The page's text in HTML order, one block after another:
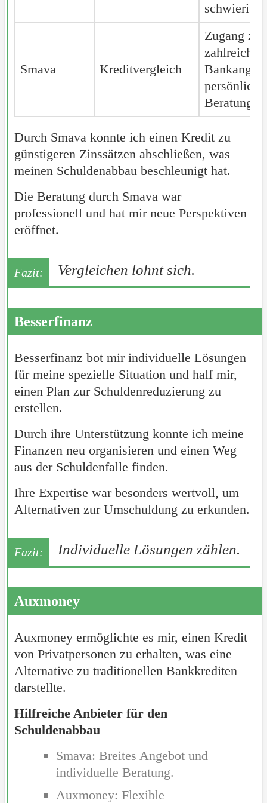
Smava Kreditvergleich
Zugang zu
zahlreichen
persönliche
Beratung
Smava
Durch Smava konnte ich einen Kredit zu
günstigeren Zinssätzen abschließen, was
meinen Schuldenabbau beschleunigt hat.
Die Beratung durch Smava war
professionell und hat mir neue Perspektiven
eröffnet.
Vergleichen lohnt sich.
Besserfinanz
Besserfinanz bot mir individuelle Lösungen
für meine spezielle Situation und half mir,
einen Plan zur Schuldenreduzierung zu
erstellen.
Durch ihre Unterstützung konnte ich meine
Finanzen neu organisieren und einen Weg
aus der Schuldenfalle finden.
Ihre Expertise war besonders wertvoll, um
Alternativen zur Umschuldung zu erkunden.
Individuelle Lösungen zählen.
Auxmoney
Auxmoney ermöglichte es mir, einen Kredit
von Privatpersonen zu erhalten, was eine
Alternative zu traditionellen Bankkrediten
darstellte.
Hilfreiche Anbieter für den
Schuldenabbau
Smava: Breites Angebot und
individuelle Beratung.
Auxmoney: Flexible